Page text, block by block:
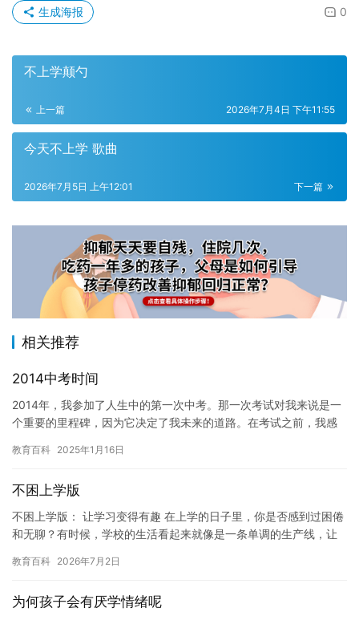
0
生成海报
不上学颠勺
上一篇 2026年7月4日 下午11:55
今天不上学 歌曲
下一篇
2026年7月5日 上午12:01
相关推荐
2014中考时间
2014年，我参加了人生中的第一次中考。那一次考试对我来说是一
个重要的里程碑，因为它决定了我未来的道路。在考试之前，我感
…
教育百科 2025年1月16日
不困上学版
不困上学版： 让学习变得有趣 在上学的日子里，你是否感到过困倦
和无聊？有时候，学校的生活看起来就像是一条单调的生产线，让
对…
教育百科 2026年7月2日
为何孩子会有厌学情绪呢